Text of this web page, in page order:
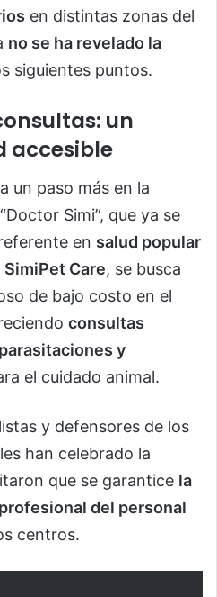
en distintas zonas del
no se ha revelado la
siguientes puntos.
un
accesible
un paso más en la
Simi”, que ya se
en salud popular
SimiPet Care, se busca
de bajo costo en el
consultas
y
el cuidado animal.
y defensores de los
han celebrado la
que se garantice la
del personal
centros.